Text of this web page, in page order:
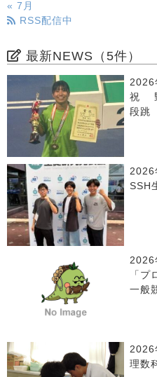
« 7月
RSS配信中
最新NEWS（5件）
2026
祝
段跳
2026
SSH
2026
「
一般
2026
理数